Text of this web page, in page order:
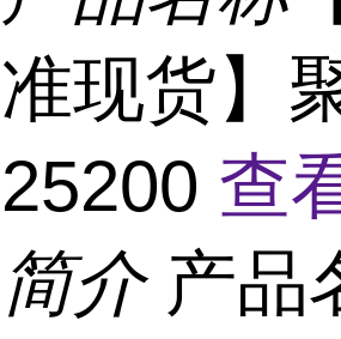
准现货】
25200 查
简介 产品